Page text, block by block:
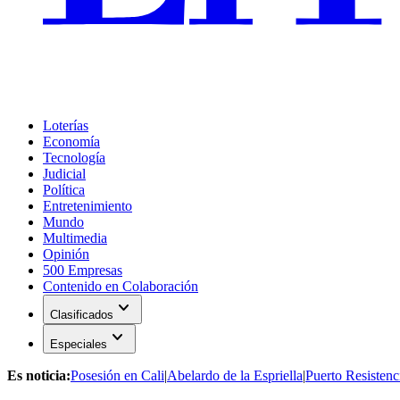
Loterías
Economía
Tecnología
Judicial
Política
Entretenimiento
Mundo
Multimedia
Opinión
500 Empresas
Contenido en Colaboración
Clasificados expand_more
Especiales expand_more
Es noticia:Posesión en Cali|Abelardo de la Espriella|Puerto